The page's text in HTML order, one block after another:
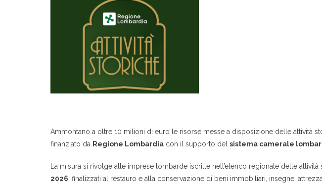
Ammontano a oltre 10 milioni di euro le risorse messe a disposizione delle attività
finanziato da Regione Lombardia con il supporto del sistema camerale
La misura si rivolge alle imprese lombarde iscritte nell’elenco regionale delle
2026 , finalizzati al restauro e alla conservazione di beni immobiliari, insegne,